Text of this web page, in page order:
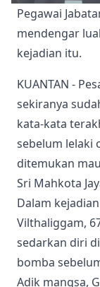
Pegawai
mendengar
kejadian itu.
KUANTAN -
sekiranya
kata-kata
sebelum lelaki
ditemukan
Sri Mahkota
Dalam
Vilthaliggam,
sedarkan diri
bomba
Adik mangsa,